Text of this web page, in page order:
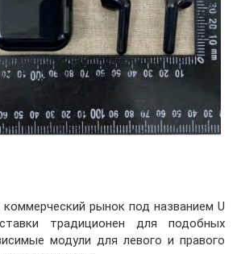
рынок под названием U
традиционен для подобных
модули для левого и правого